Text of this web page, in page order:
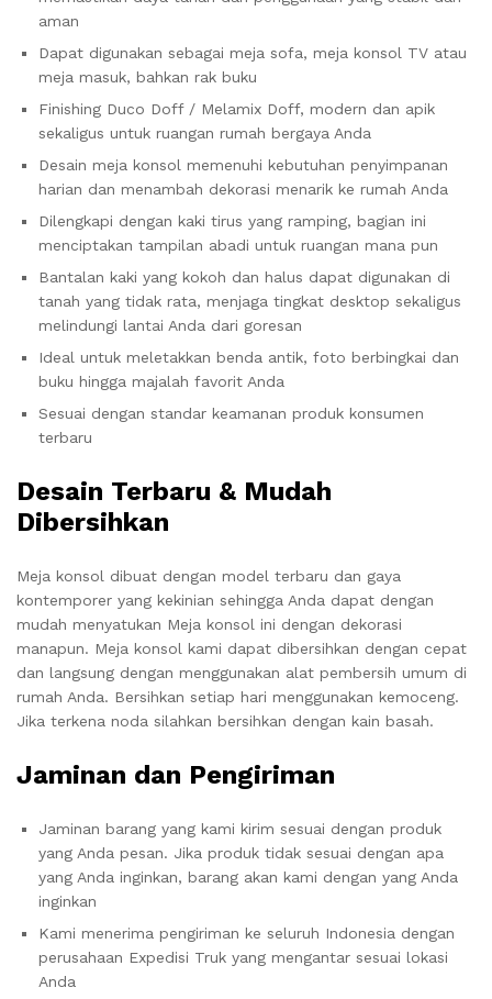
aman
Dapat digunakan sebagai meja sofa, meja konsol TV atau
meja masuk, bahkan rak buku
Finishing Duco Doff / Melamix Doff, modern dan apik
sekaligus untuk ruangan rumah bergaya Anda
Desain meja konsol memenuhi kebutuhan penyimpanan
harian dan menambah dekorasi menarik ke rumah Anda
Dilengkapi dengan kaki tirus yang ramping, bagian ini
menciptakan tampilan abadi untuk ruangan mana pun
Bantalan kaki yang kokoh dan halus dapat digunakan di
tanah yang tidak rata, menjaga tingkat desktop sekaligus
melindungi lantai Anda dari goresan
Ideal untuk meletakkan benda antik, foto berbingkai dan
buku hingga majalah favorit Anda
Sesuai dengan standar keamanan produk konsumen
terbaru
Desain Terbaru & Mudah
Dibersihkan
Meja konsol dibuat dengan model terbaru dan gaya
kontemporer yang kekinian sehingga Anda dapat dengan
mudah menyatukan Meja konsol ini dengan dekorasi
manapun. Meja konsol kami dapat dibersihkan dengan cepat
dan langsung dengan menggunakan alat pembersih umum di
rumah Anda. Bersihkan setiap hari menggunakan kemoceng.
Jika terkena noda silahkan bersihkan dengan kain basah.
Jaminan dan Pengiriman
Jaminan barang yang kami kirim sesuai dengan produk
yang Anda pesan. Jika produk tidak sesuai dengan apa
yang Anda inginkan, barang akan kami dengan yang Anda
inginkan
Kami menerima pengiriman ke seluruh Indonesia dengan
perusahaan Expedisi Truk yang mengantar sesuai lokasi
Anda